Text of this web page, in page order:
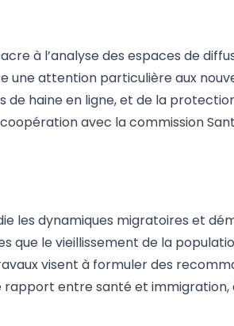
à l’analyse des espaces de
une attention particulière aux
haine en ligne, et de la
avec la commission
les dynamiques migratoires et
que le vieillissement de la
visent à formuler des
entre santé et immigration,